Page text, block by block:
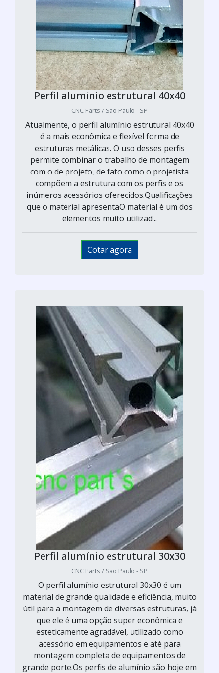
Perfil alumínio estrutural 40x40
CNC Parts / São Paulo - SP
Atualmente, o perfil alumínio estrutural 40x40
é a mais econômica e flexível forma de
estruturas metálicas. O uso desses perfis
permite combinar o trabalho de montagem
com o de projeto, de fato como o projetista
compõem a estrutura com os perfis e os
inúmeros acessórios oferecidos.Qualificações
que o material apresentaO material é um dos
elementos muito utilizad...
Cotar agora
Perfil alumínio estrutural 30x30
CNC Parts / São Paulo - SP
O perfil alumínio estrutural 30x30 é um
material de grande qualidade e eficiência, muito
útil para a montagem de diversas estruturas, já
que ele é uma opção super econômica e
esteticamente agradável, utilizado como
acessório em equipamentos e até para
montagem completa de equipamentos de
grande porte.Os perfis de alumínio são hoje em